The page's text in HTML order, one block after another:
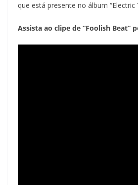
que está presente no álbum “Electric
Assista ao clipe de “Foolish Beat”